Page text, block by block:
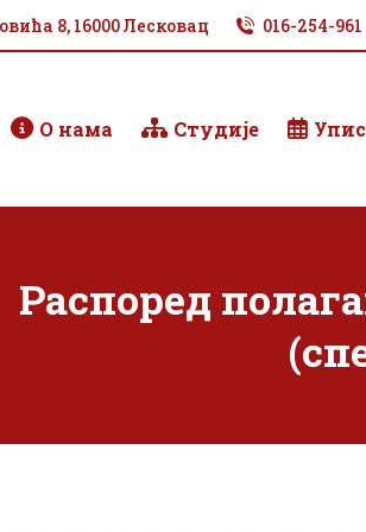
8, 16000 Лесковац 016-254-961
О нама Студије
Распоред